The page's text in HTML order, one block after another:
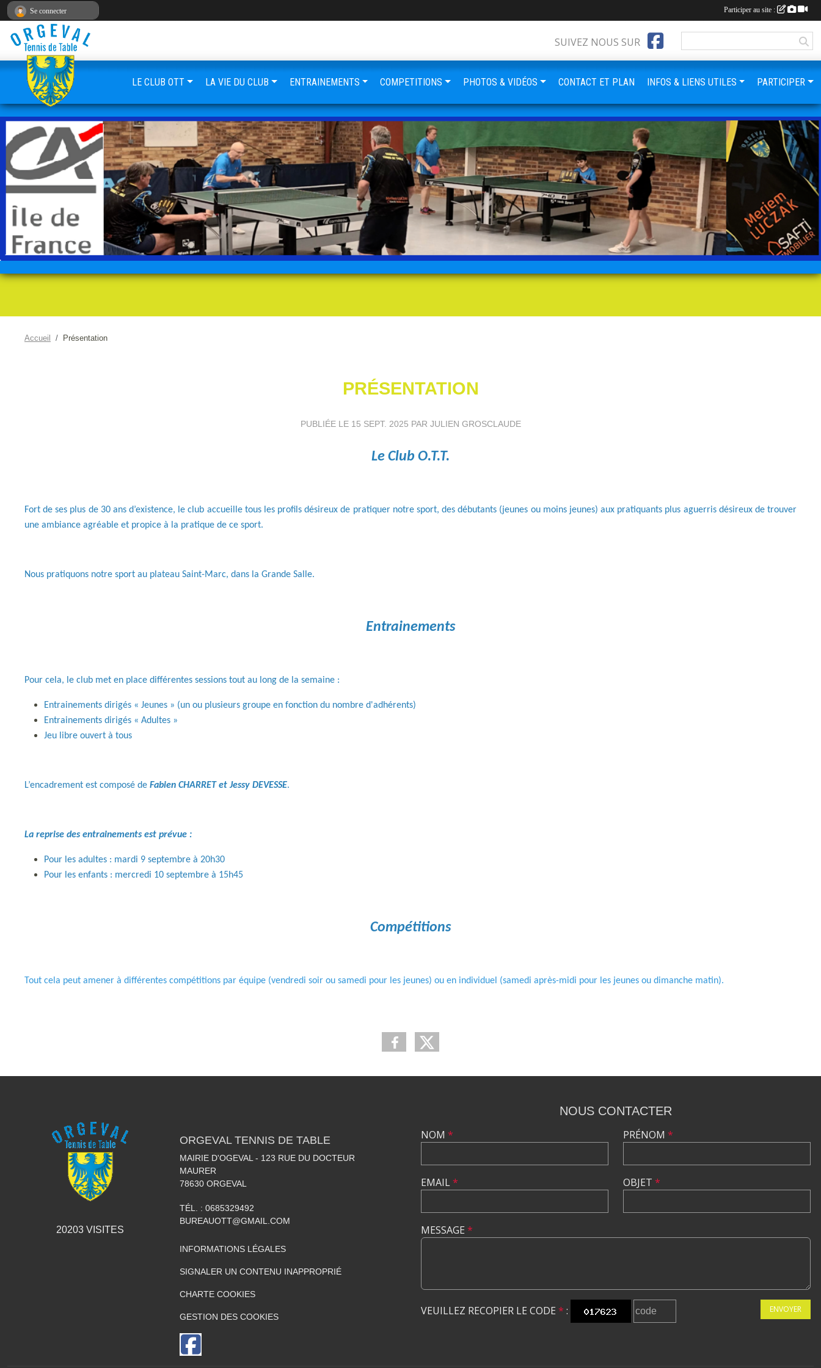
Accueil Présentation
PRÉSENTATION
PUBLIÉE LE 15 SEPT. 2025 PAR JULIEN GROSCLAUDE
Le Club O.T.T.
Fort de ses plus de 30 ans d’existence, le club accueille tous les profils désireux de pratiquer notre sport, des débutants (jeunes ou moins jeunes) aux pratiquants plus aguerris désireux de trouver
une ambiance agréable et propice à la pratique de ce sport.
Nous pratiquons notre sport au plateau Saint-Marc, dans la Grande Salle.
Entrainements
Pour cela, le club met en place différentes sessions tout au long de la semaine :
Entrainements dirigés « Jeunes » (un ou plusieurs groupe en fonction du nombre d'adhérents)
Entrainements dirigés « Adultes »
Jeu libre ouvert à tous
L’encadrement est composé de Fabien CHARRET et Jessy DEVESSE.
La reprise des entrainements est prévue :
Pour les adultes : mardi 9 septembre à 20h30
Pour les enfants : mercredi 10 septembre à 15h45
Compétitions
Tout cela peut amener à différentes compétitions par équipe (vendredi soir ou samedi pour les jeunes) ou en individuel (samedi après-midi pour les jeunes ou dimanche matin).
SUIVEZ NOUS SUR
LE CLUB OTT LA VIE DU CLUB ENTRAINEMENTS COMPETITIONS PHOTOS & VIDÉOS CONTACT ET PLAN INFOS & LIENS UTILES PARTICIPER
20203VISITES
ORGEVAL TENNIS DE TABLE
MAIRIE D'OGEVAL - 123 RUE DU DOCTEUR
MAURER
78630 ORGEVAL
TÉL. : 0685329492
BUREAUOTT@GMAIL.COM
INFORMATIONS LÉGALES
SIGNALER UN CONTENU INAPPROPRIÉ
CHARTE COOKIES
GESTION DES COOKIES
NOUS CONTACTER
NOM *
EMAIL*
PRÉNOM *
OBJET *
MESSAGE *
VEUILLEZ RECOPIER LE CODE * : ENVOYER
Se connecter Participer au site :
Panneau de gestion des cookies